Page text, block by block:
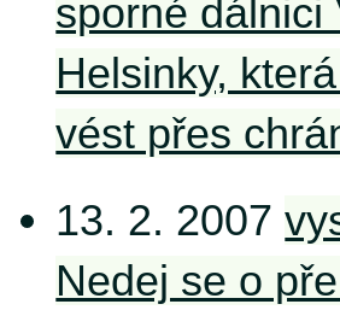
sporné dálnici
Helsinky,
vést přes
13. 2. 2007
Nedej se o